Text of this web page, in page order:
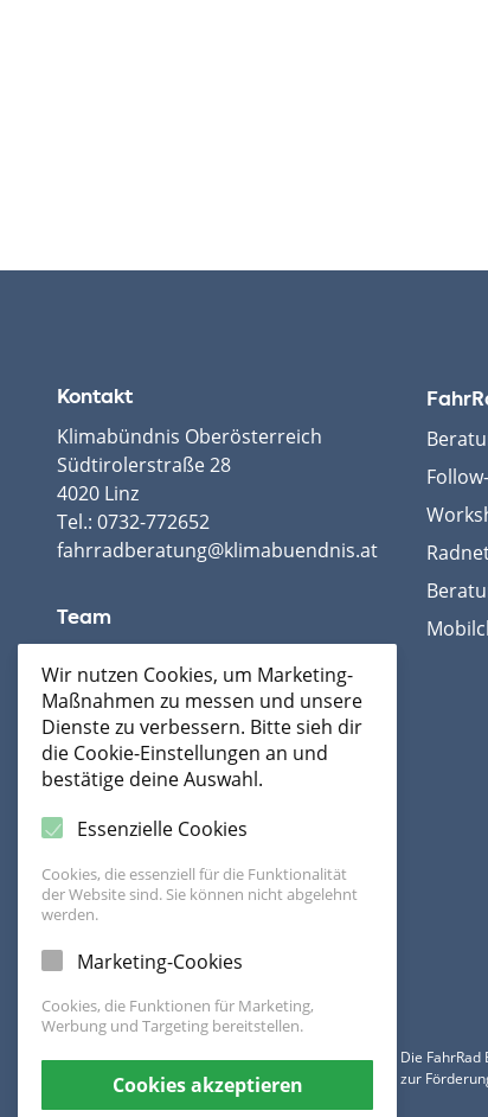
Kontakt
Klimabündnis Oberösterreich
Südtirolerstraße 28
4020 Linz
Tel.: 0732-772652
fahrradberatung@klimabuendnis.at
Team
Die
zur
Wir nutzen Cookies, um Marketing-
Maßnahmen zu messen und unsere
Dienste zu verbessern. Bitte sieh dir
die Cookie-Einstellungen an und
bestätige deine Auswahl.
Essenzielle Cookies
Cookies, die essenziell für die Funktionalität
der Website sind. Sie können nicht abgelehnt
werden.
Marketing-Cookies
Cookies, die Funktionen für Marketing,
Werbung und Targeting bereitstellen.
Cookies akzeptieren